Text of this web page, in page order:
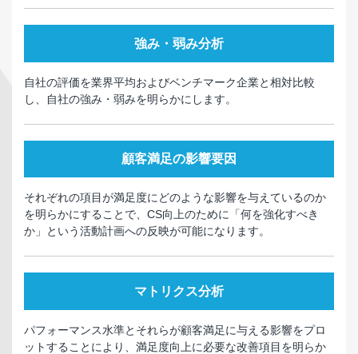
強み・弱み分析
自社の評価を業界平均およびベンチマーク企業と相対比較
し、自社の強み・弱みを明らかにします。
顧客満足の影響要因
それぞれの項目が満足度にどのような影響を与えているのか
を明らかにすることで、CS向上のために「何を強化すべき
か」という活動計画への反映が可能になります。
マトリクス分析
パフォーマンス水準とそれらが顧客満足に与える影響をプロ
ットすることにより、満足度向上に必要な改善項目を明らか